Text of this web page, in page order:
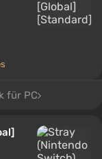
für PC